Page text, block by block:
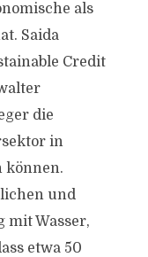
als
Saida
Credit
die
in
können.
und
mit Wasser,
etwa 50